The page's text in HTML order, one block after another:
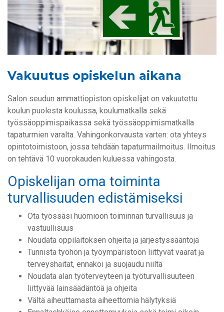
Vakuutus opiskelun aikana
Salon seudun ammattiopiston opiskelijat on vakuutettu
koulun puolesta koulussa, koulumatkalla sekä
työssäoppimispaikassa sekä työssäoppimismatkalla
tapaturmien varalta. Vahingonkorvausta varten: ota yhteys
opintotoimistoon, jossa tehdään tapaturmailmoitus. Ilmoitus
on tehtävä 10 vuorokauden kuluessa vahingosta.
Opiskelijan oma toiminta
turvallisuuden edistämiseksi
Ota työssäsi huomioon toiminnan turvallisuus ja
vastuullisuus
Noudata oppilaitoksen ohjeita ja järjestyssääntöjä
Tunnista työhön ja työympäristöön liittyvät vaarat ja
terveyshaitat, ennakoi ja suojaudu niiltä
Noudata alan työterveyteen ja työturvallisuuteen
liittyvää lainsäädäntöä ja ohjeita
Vältä aiheuttamasta aiheettomia hälytyksiä